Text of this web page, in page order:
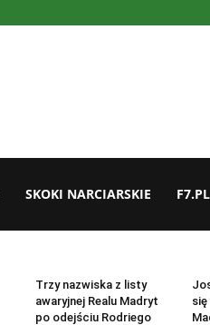
SKOKI NARCIARSKIE F7.PL
Trzy nazwiska z listy
awaryjnej Realu Madryt
po odejściu Rodriego
się